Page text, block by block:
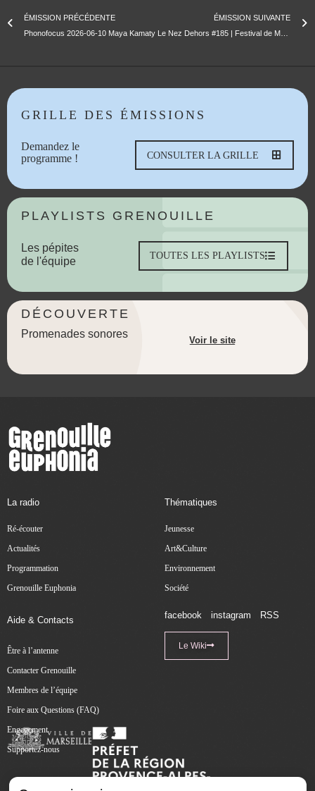
ÉMISSION PRÉCÉDENTE
Phonofocus 2026-06-10 Maya Kamaty
ÉMISSION SUIVANTE
Le Nez Dehors #185 | Festival de Marseille / Rencontres à l’Echelle / Au Large Festival / Les Escapades
GRILLE DES ÉMISSIONS
Demandez le
programme !
CONSULTER LA GRILLE
PLAYLISTS GRENOUILLE
Les pépites
de l'équipe
TOUTES LES PLAYLISTS
DÉCOUVERTE
Promenades sonores
Voir le site
La radio
Ré-écouter
Actualités
Programmation
Grenouille Euphonia
Thématiques
Jeunesse
Art&Culture
Environnement
Société
Aide & Contacts
Être à l’antenne
Contacter Grenouille
Membres de l’équipe
Foire aux Questions (FAQ)
Engagement
Supportez-nous
facebook instagram RSS
Le Wiki